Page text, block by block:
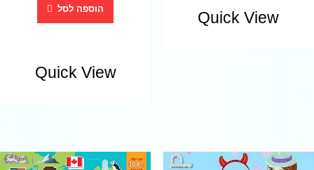
Quick View הוספה לסל
Quick View